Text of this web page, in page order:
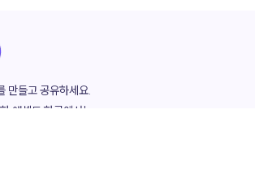
만들고 공유하세요.
애셋도 한곳에서!